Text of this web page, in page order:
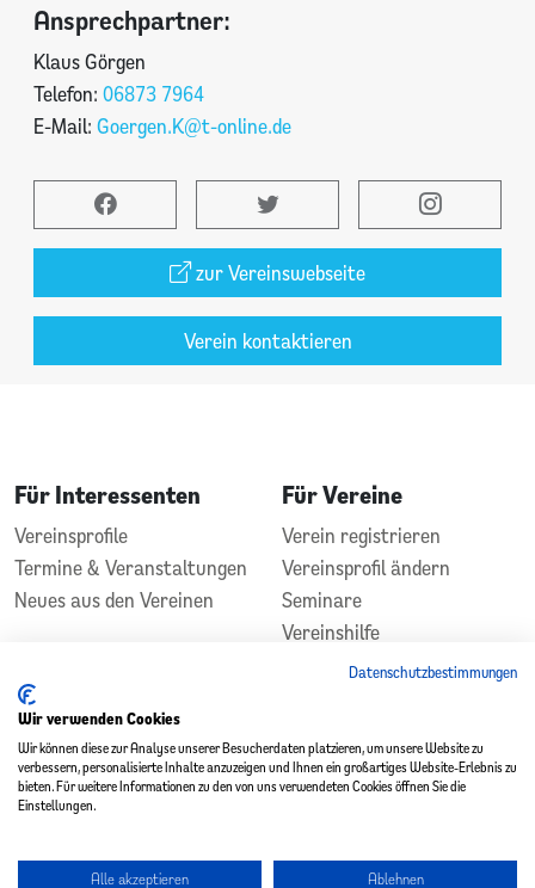
Ansprechpartner:
Klaus Görgen
Telefon: 06873 7964
E-Mail: Goergen.K@t-online.de
zur Vereinswebseite
Verein kontaktieren
Für Interessenten
Vereinsprofile
Termine & Veranstaltungen
Neues aus den Vereinen
Für Vereine
Verein registrieren
Vereinsprofil ändern
Seminare
Vereinshilfe
Kontakt
In Zusammenarbeit
Datenschutzbestimmungen
Wir verwenden Cookies
Wir können diese zur Analyse unserer Besucherdaten platzieren, um unsere Website zu
verbessern, personalisierte Inhalte anzuzeigen und Ihnen ein großartiges Website-Erlebnis zu
bieten. Für weitere Informationen zu den von uns verwendeten Cookies öffnen Sie die
Einstellungen.
Alle akzeptieren Ablehnen